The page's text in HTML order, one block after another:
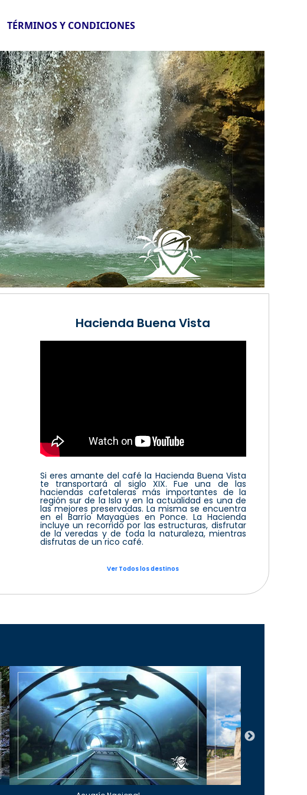
TÉRMINOS Y CONDICIONES
Hacienda Buena Vista
Si eres amante del café la Hacienda Buena Vista
te transportará al siglo XIX. Fue una de las
haciendas cafetaleras más importantes de la
región sur de la Isla y en la actualidad es una de
las mejores preservadas. La misma se encuentra
en el Barrío Mayagües en Ponce. La Hacienda
incluye un recorrido por las estructuras, disfrutar
de la veredas y de toda la naturaleza, mientras
disfrutas de un rico café.
Ver Todos los destinos